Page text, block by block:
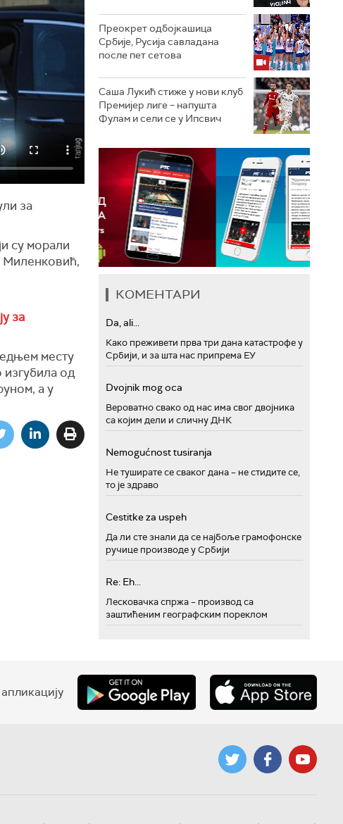
за
су морали
Миленковић,
за
месту
изгубила од
а у
Преокрет одбојкашица
Србије, Русија савладана
после пет сетова
Саша Лукић стиже у нови клуб
Премијер лиге – напушта
Фулам и сели се у Ипсвич
КОМЕНТАРИ
Da, ali...
Како преживети прва три дана катастрофе у
Србији, и за шта нас припрема ЕУ
Dvojnik mog oca
Вероватно свако од нас има свог двојника
са којим дели и сличну ДНК
Nemogućnost tusiranja
Не туширате се сваког дана – не стидите се,
то је здраво
Cestitke za uspeh
Да ли сте знали да се најбоље грамофонске
ручице производе у Србији
Re: Eh...
Лесковачка спржа – производ са
заштићеним географским пореклом